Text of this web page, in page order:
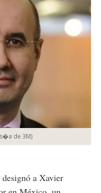
de 3M)
a Xavier